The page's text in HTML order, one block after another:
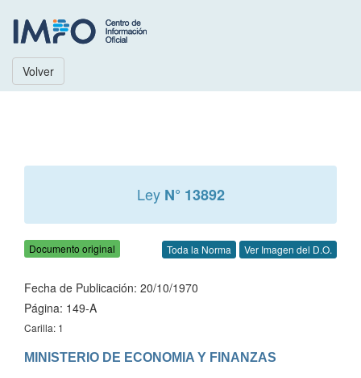
Volver
Ley N° 13892
Documento original Toda la Norma Ver Imagen del D.O.
Fecha de Publicación: 20/10/1970
Página: 149-A
Carilla: 1
MINISTERIO DE ECONOMIA Y FINANZAS